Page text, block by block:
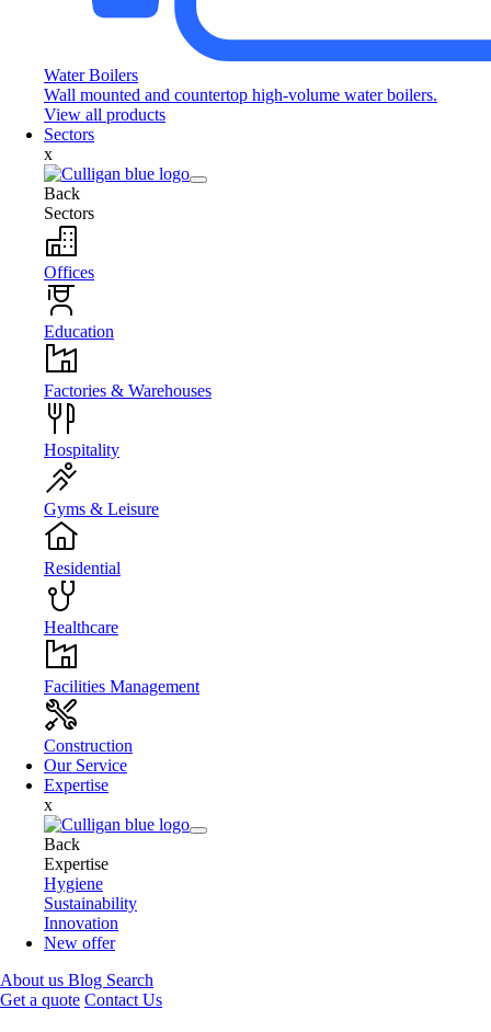
Water Boilers
Wall mounted and countertop high-volume water boilers.
View all products
Sectors
x
Back
Sectors
Offices
Education
Factories & Warehouses
Hospitality
Gyms & Leisure
Residential
Healthcare
Facilities Management
Construction
Our Service
Expertise
x
Back
Expertise
Hygiene
Sustainability
Innovation
New offer
About us Blog Search
Get a quote Contact Us